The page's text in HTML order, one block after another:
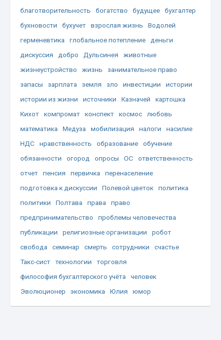
благотворительность
богатство будущее
бухгалтер
бухновости
бухучет взрослая жизнь
Водолей
герменевтика
глобальное потепление
деньги
дискуссия
добро Дульсинея
животные
жизнеустройство
жизнь
занимательное право
запасы
зарплата земля зло инвестиции
истории
истории из жизни
источники Казначей
картошка
Кихот
компромат конспект космос
любовь
математика
Медуза мобилизация налоги
насилие
НДС
нравственность образование
обучение
обязанности
огород опросы ОС
ответственность
отчет
пенсия первичка
перенаселение
подготовка к дискуссии
Полевой цветок
политика
политики
Полтава права
право
предпринимательство
проблемы человечества
публикации
религиозные организации
робот
свобода
семинар смерть сотрудники
счастье
Такс-сист
технологии
торговля
философия бухгалтерского учёта
человек
Эволюционер
экономика Юлия юмор